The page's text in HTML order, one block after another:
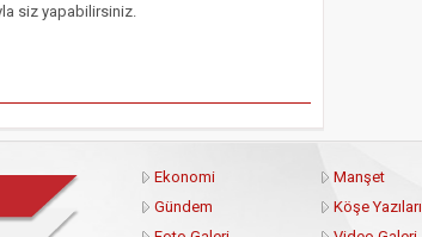
siz yapabilirsiniz.
Ekonomi Manşet
Gündem
Köşe Yazıları